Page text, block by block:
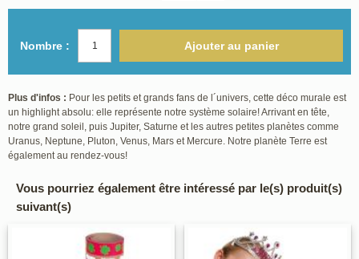
Nombre : Ajouter au panier
Plus d'infos : Pour les petits et grands fans de l´univers, cette déco murale est
un highlight absolu: elle représente notre système solaire! Arrivant en tête,
notre grand soleil, puis Jupiter, Saturne et les autres petites planètes comme
Uranus, Neptune, Pluton, Venus, Mars et Mercure. Notre planète Terre est
également au rendez-vous!
Vous pourriez également être intéressé par le(s) produit(s)
suivant(s)